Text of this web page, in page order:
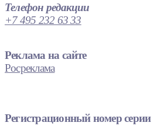
Телефон редакции
+7 495 232 63 33
Реклама на сайте
Росреклама
Регистрационный номер серии